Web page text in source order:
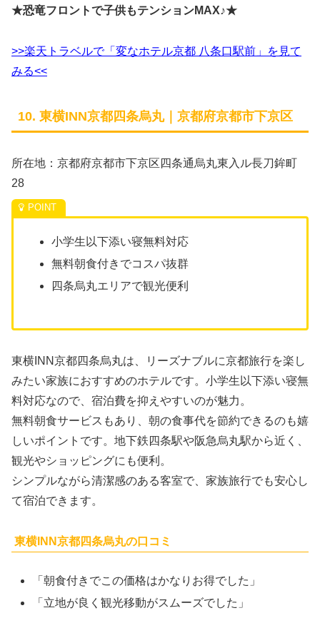
★恐竜フロントで子供もテンションMAX♪★
>>楽天トラベルで「変なホテル京都 八条口駅前」を見て
みる<<
10. 東横INN京都四条烏丸｜京都府京都市下京区
所在地：京都府京都市下京区四条通烏丸東入ル長刀鉾町
28
小学生以下添い寝無料対応
無料朝食付きでコスパ抜群
四条烏丸エリアで観光便利
東横INN京都四条烏丸は、リーズナブルに京都旅行を楽し
みたい家族におすすめのホテルです。小学生以下添い寝無
料対応なので、宿泊費を抑えやすいのが魅力。
無料朝食サービスもあり、朝の食事代を節約できるのも嬉
しいポイントです。地下鉄四条駅や阪急烏丸駅から近く、
観光やショッピングにも便利。
シンプルながら清潔感のある客室で、家族旅行でも安心し
て宿泊できます。
東横INN京都四条烏丸の口コミ
「朝食付きでこの価格はかなりお得でした」
「立地が良く観光移動がスムーズでした」